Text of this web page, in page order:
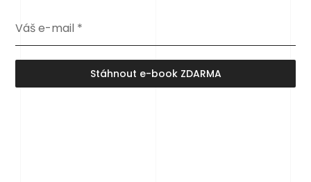
Váš e-mail *
Stáhnout e-book ZDARMA